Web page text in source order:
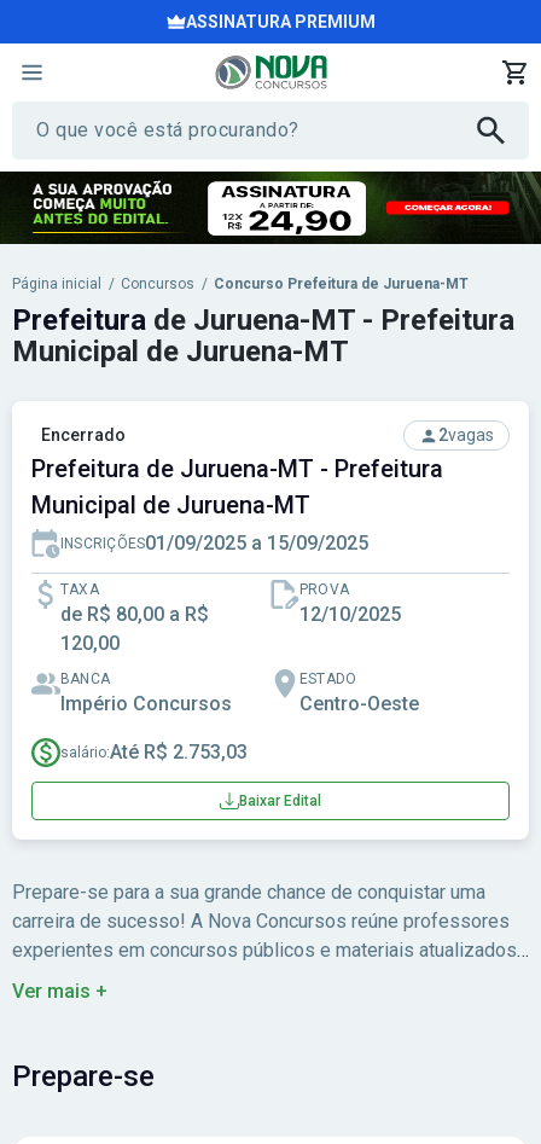
ASSINATURA PREMIUM
Página inicial / Concursos / Concurso Prefeitura de Juruena-MT
Encerrado 2vagas
Prefeitura de Juruena-MT - Prefeitura
Municipal de Juruena-MT
INSCRIÇÕES01/09/2025 a 15/09/2025
TAXA
de R$ 80,00 a R$
120,00
PROVA
12/10/2025
BANCA
Império Concursos
ESTADO
Centro-Oeste
salário:Até R$ 2.753,03
Baixar Edital
Prefeitura de Juruena-MT - Prefeitura
Municipal de Juruena-MT
Prepare-se para a sua grande chance de conquistar uma
carreira de sucesso! A Nova Concursos reúne professores
experientes em concursos públicos e materiais atualizados
para você estudar com foco no edital.
Ver mais +
Prepare-se